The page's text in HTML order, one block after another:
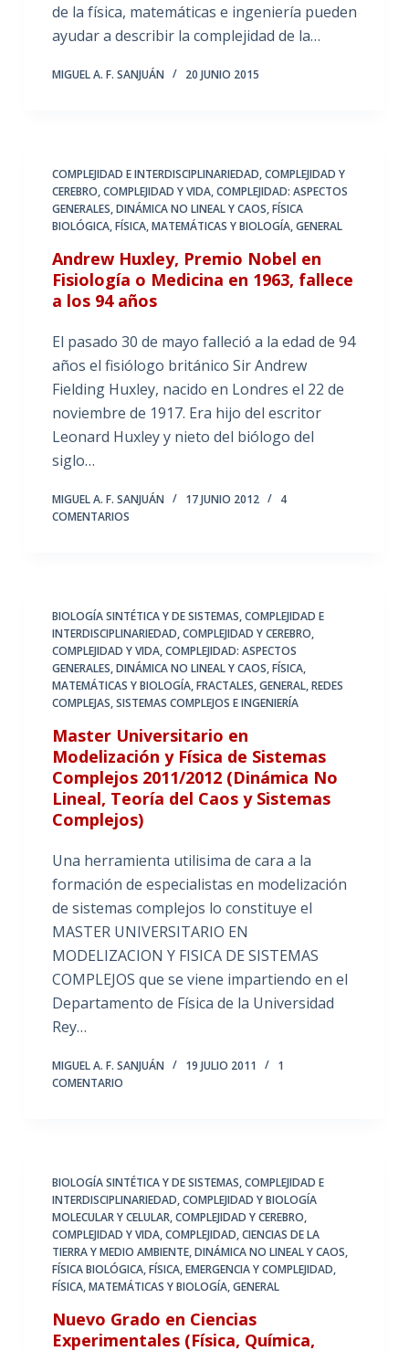
de la física, matemáticas e ingeniería pueden
ayudar a describir la complejidad de la…
MIGUEL A. F. SANJUÁN 20 JUNIO 2015
COMPLEJIDAD E INTERDISCIPLINARIEDAD,COMPLEJIDAD Y
CEREBRO,COMPLEJIDAD Y VIDA,COMPLEJIDAD: ASPECTOS
GENERALES,DINÁMICA NO LINEAL Y CAOS,FÍSICA
BIOLÓGICA,FÍSICA, MATEMÁTICAS Y BIOLOGÍA,GENERAL
Andrew Huxley, Premio Nobel en
Fisiología o Medicina en 1963, fallece
a los 94 años
El pasado 30 de mayo falleció a la edad de 94
años el fisiólogo británico Sir Andrew
Fielding Huxley, nacido en Londres el 22 de
noviembre de 1917. Era hijo del escritor
Leonard Huxley y nieto del biólogo del
siglo…
MIGUEL A. F. SANJUÁN 17 JUNIO 2012
4
COMENTARIOS
BIOLOGÍA SINTÉTICA Y DE SISTEMAS,COMPLEJIDAD E
INTERDISCIPLINARIEDAD,COMPLEJIDAD Y CEREBRO,
COMPLEJIDAD Y VIDA,COMPLEJIDAD: ASPECTOS
GENERALES,DINÁMICA NO LINEAL Y CAOS,FÍSICA,
MATEMÁTICAS Y BIOLOGÍA,FRACTALES,GENERAL,REDES
COMPLEJAS,SISTEMAS COMPLEJOS E INGENIERÍA
Master Universitario en
Modelización y Física de Sistemas
Complejos 2011/2012 (Dinámica No
Lineal, Teoría del Caos y Sistemas
Complejos)
Una herramienta utilisima de cara a la
formación de especialistas en modelización
de sistemas complejos lo constituye el
MASTER UNIVERSITARIO EN
MODELIZACION Y FISICA DE SISTEMAS
COMPLEJOS que se viene impartiendo en el
Departamento de Física de la Universidad
Rey…
MIGUEL A. F. SANJUÁN 19 JULIO 2011
1
COMENTARIO
BIOLOGÍA SINTÉTICA Y DE SISTEMAS,COMPLEJIDAD E
INTERDISCIPLINARIEDAD,COMPLEJIDAD Y BIOLOGÍA
MOLECULAR Y CELULAR,COMPLEJIDAD Y CEREBRO,
COMPLEJIDAD Y VIDA,COMPLEJIDAD, CIENCIAS DE LA
TIERRA Y MEDIO AMBIENTE,DINÁMICA NO LINEAL Y CAOS,
FÍSICA BIOLÓGICA,FÍSICA, EMERGENCIA Y COMPLEJIDAD,
FÍSICA, MATEMÁTICAS Y BIOLOGÍA,GENERAL
Nuevo Grado en Ciencias
Experimentales (Física, Química,